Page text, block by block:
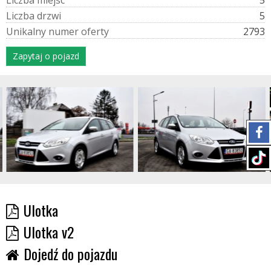
Liczba drzwi
5
Unikalny numeroferty 2793
Zapytaj o pojazd
Ulotka
Ulotka v2
Dojedź do pojazdu